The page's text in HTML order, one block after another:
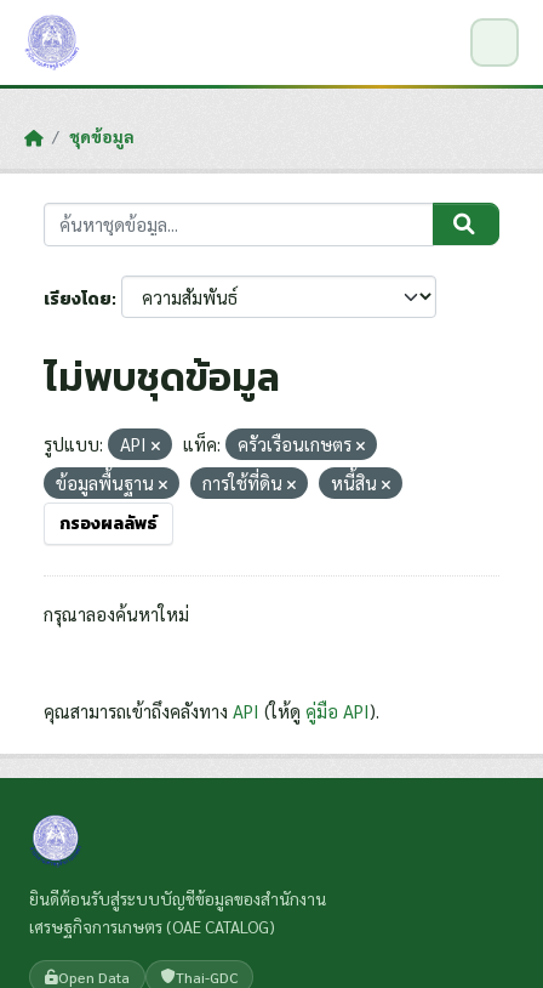
Skip to main content
ชุดข้อมูล
เรียงโดย
ไม่พบชุดข้อมูล
รูปแบบ: API แท็ค:
ครัวเรือนเกษตร
ข้อมูลพื้นฐาน
การใช้ที่ดิน หนี้สิน
กรองผลลัพธ์
กรุณาลองค้นหาใหม่
คุณสามารถเข้าถึงคลังทาง API (ให้ดู คู่มือ API).
ยินดีต้อนรับสู่ระบบบัญชีข้อมูลของสำนักงาน
เศรษฐกิจการเกษตร (OAE CATALOG)
Open Data Thai-GDC